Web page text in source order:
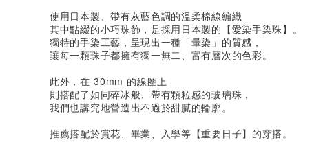
使用日本製、帶有灰藍色調的溫柔棉線編織
其中點綴的小巧珠飾，是採用日本製的【愛染手染珠】。
獨特的手染工藝，呈現出一種「暈染」的質感，
讓每一顆珠子都擁有獨一無二、富有層次的色彩。
此外，在 30mm 的線圈上
則搭配了如同碎冰般、帶有顆粒感的玻璃珠，
我們也講究地營造出不過於甜膩的輪廓。
推薦搭配於賞花、畢業、入學等【重要日子】的穿搭。